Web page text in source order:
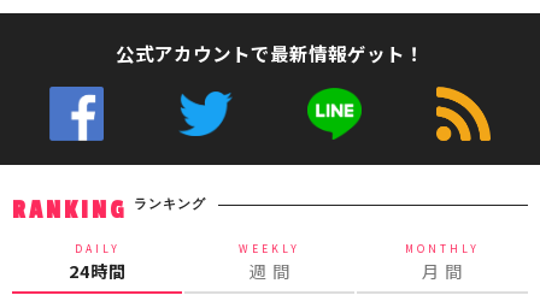
公式アカウントで最新情報ゲット！
RANKING ランキング
DAILY
24時間
WEEKLY
週 間
MONTHLY
月 間